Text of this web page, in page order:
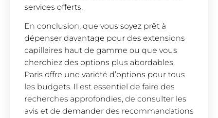
services offerts.
En conclusion, que vous soyez prêt à
dépenser davantage pour des extensions
capillaires haut de gamme ou que vous
cherchiez des options plus abordables,
Paris offre une variété d’options pour tous
les budgets. Il est essentiel de faire des
recherches approfondies, de consulter les
avis et de demander des recommandations